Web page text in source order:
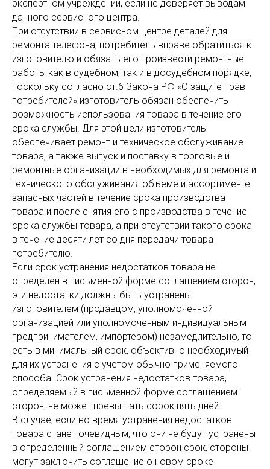
экспертном учреждении, если не доверяет выводам
данного сервисного центра.
При отсутствии в сервисном центре деталей для
ремонта телефона, потребитель вправе обратиться к
изготовителю и обязать его произвести ремонтные
работы как в судебном, так и в досудебном порядке,
поскольку согласно ст.6 Закона РФ «О защите прав
потребителей» изготовитель обязан обеспечить
возможность использования товара в течение его
срока службы. Для этой цели изготовитель
обеспечивает ремонт и техническое обслуживание
товара, а также выпуск и поставку в торговые и
ремонтные организации в необходимых для ремонта и
технического обслуживания объеме и ассортименте
запасных частей в течение срока производства
товара и после снятия его с производства в течение
срока службы товара, а при отсутствии такого срока
в течение десяти лет со дня передачи товара
потребителю.
Если срок устранения недостатков товара не
определен в письменной форме соглашением сторон,
эти недостатки должны быть устранены
изготовителем (продавцом, уполномоченной
организацией или уполномоченным индивидуальным
предпринимателем, импортером) незамедлительно, то
есть в минимальный срок, объективно необходимый
для их устранения с учетом обычно применяемого
способа. Срок устранения недостатков товара,
определяемый в письменной форме соглашением
сторон, не может превышать сорок пять дней.
В случае, если во время устранения недостатков
товара станет очевидным, что они не будут устранены
в определенный соглашением сторон срок, стороны
могут заключить соглашение о новом сроке